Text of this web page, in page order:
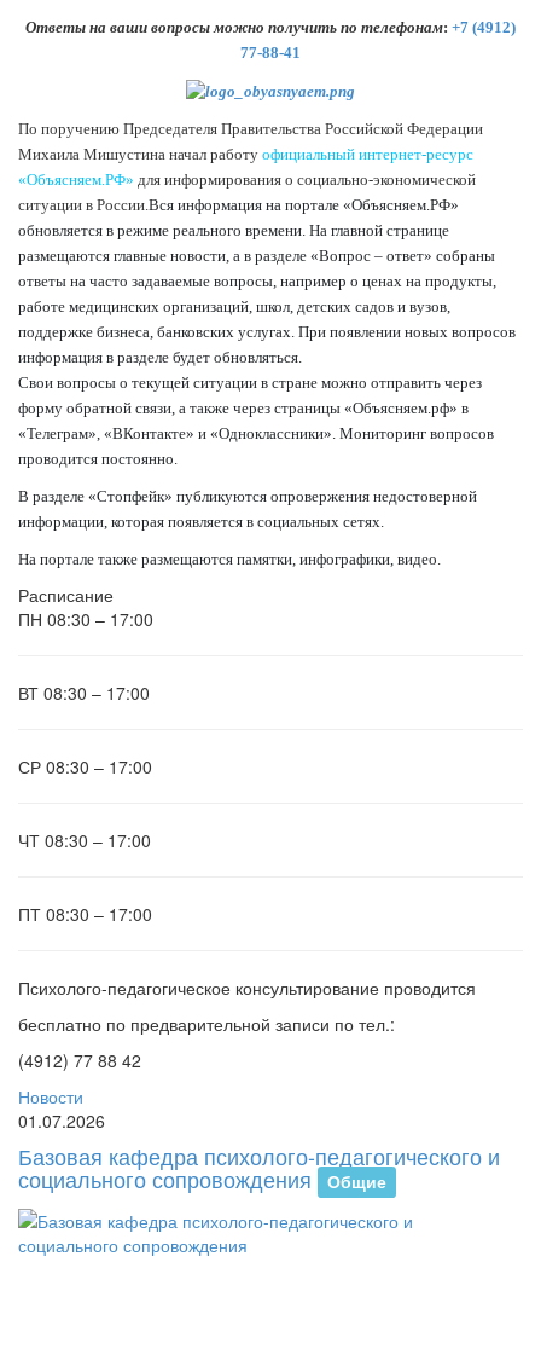
Ответы на ваши вопросы можно получить по телефонам: +7 (4912)
77-88-41
По поручению Председателя Правительства Российской Федерации
Михаила Мишустина начал работу официальный интернет-ресурс
«Объясняем.РФ» для информирования о социально-экономической
ситуации в России.Вся информация на портале «Объясняем.РФ»
обновляется в режиме реального времени. На главной странице
размещаются главные новости, а в разделе «Вопрос – ответ» собраны
ответы на часто задаваемые вопросы, например о ценах на продукты,
работе медицинских организаций, школ, детских садов и вузов,
поддержке бизнеса, банковских услугах. При появлении новых вопросов
информация в разделе будет обновляться.
Свои вопросы о текущей ситуации в стране можно отправить через
форму обратной связи, а также через страницы «Объясняем.рф» в
«Телеграм», «ВКонтакте» и «Одноклассники». Мониторинг вопросов
проводится постоянно.
В разделе «Стопфейк» публикуются опровержения недостоверной
информации, которая появляется в социальных сетях.
На портале также размещаются памятки, инфографики, видео.
Расписание
ПН 08:30 – 17:00
ВТ 08:30 – 17:00
СР 08:30 – 17:00
ЧТ 08:30 – 17:00
ПТ 08:30 – 17:00
Психолого-педагогическое консультирование проводится
бесплатно по предварительной записи по тел.:
(4912) 77 88 42
Новости
01.07.2026
Базовая кафедра психолого-педагогического и
социального сопровождения Общие